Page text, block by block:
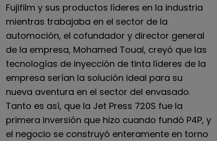
Fujifilm y sus productos líderes en la industria
mientras trabajaba en el sector de la
automoción, el cofundador y director general
de la empresa, Mohamed Toual, creyó que las
tecnologías de inyección de tinta líderes de la
empresa serían la solución ideal para su
nueva aventura en el sector del envasado.
Tanto es así, que la Jet Press 720S fue la
primera inversión que hizo cuando fundó P4P, y
el negocio se construyó enteramente en torno